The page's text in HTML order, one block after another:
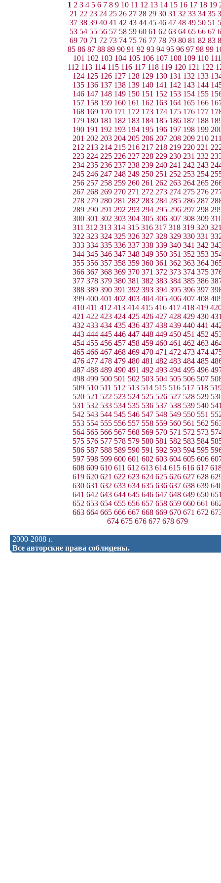
1 2 3 4 5 6 7 8 9 10 11 12 13 14 15 16 17 18 19
21 22 23 24 25 26 27 28 29 30 31 32 33 34 35
37 38 39 40 41 42 43 44 45 46 47 48 49 50 51
53 54 55 56 57 58 59 60 61 62 63 64 65 66 67
69 70 71 72 73 74 75 76 77 78 79 80 81 82 83
85 86 87 88 89 90 91 92 93 94 95 96 97 98 99
101 102 103 104 105 106 107 108 109 110 111
112 113 114 115 116 117 118 119 120 121 122
124 125 126 127 128 129 130 131 132 133
135 136 137 138 139 140 141 142 143 144
146 147 148 149 150 151 152 153 154 155
157 158 159 160 161 162 163 164 165 166
168 169 170 171 172 173 174 175 176 177
179 180 181 182 183 184 185 186 187 188
190 191 192 193 194 195 196 197 198 199
201 202 203 204 205 206 207 208 209 210
212 213 214 215 216 217 218 219 220 221
223 224 225 226 227 228 229 230 231 232
234 235 236 237 238 239 240 241 242 243
245 246 247 248 249 250 251 252 253 254
256 257 258 259 260 261 262 263 264 265
267 268 269 270 271 272 273 274 275 276
278 279 280 281 282 283 284 285 286 287
289 290 291 292 293 294 295 296 297 298
300 301 302 303 304 305 306 307 308 309
311 312 313 314 315 316 317 318 319 320
322 323 324 325 326 327 328 329 330 331
333 334 335 336 337 338 339 340 341 342
344 345 346 347 348 349 350 351 352 353
355 356 357 358 359 360 361 362 363 364
366 367 368 369 370 371 372 373 374 375
377 378 379 380 381 382 383 384 385 386
388 389 390 391 392 393 394 395 396 397
399 400 401 402 403 404 405 406 407 408
410 411 412 413 414 415 416 417 418 419
421 422 423 424 425 426 427 428 429 430
432 433 434 435 436 437 438 439 440 441
443 444 445 446 447 448 449 450 451 452
454 455 456 457 458 459 460 461 462 463
465 466 467 468 469 470 471 472 473 474
476 477 478 479 480 481 482 483 484 485
487 488 489 490 491 492 493 494 495 496
498 499 500 501 502 503 504 505 506 507
509 510 511 512 513 514 515 516 517 518
520 521 522 523 524 525 526 527 528 529
531 532 533 534 535 536 537 538 539 540
542 543 544 545 546 547 548 549 550 551
553 554 555 556 557 558 559 560 561 562
564 565 566 567 568 569 570 571 572 573
575 576 577 578 579 580 581 582 583 584
586 587 588 589 590 591 592 593 594 595
597 598 599 600 601 602 603 604 605 606
608 609 610 611 612 613 614 615 616 617
619 620 621 622 623 624 625 626 627 628
630 631 632 633 634 635 636 637 638 639
641 642 643 644 645 646 647 648 649 650
652 653 654 655 656 657 658 659 660 661
663 664 665 666 667 668 669 670 671 672
674 675 676 677 678 679
2000-2008 г.
Все авторские права соблюдены.